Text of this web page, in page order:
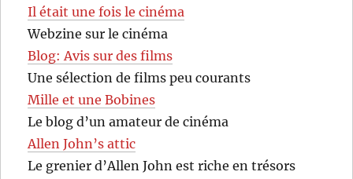
Il était une fois le cinéma
Webzine sur le cinéma
Blog: Avis sur des films
Une sélection de films peu courants
Mille et une Bobines
Le blog d’un amateur de cinéma
Allen John’s attic
Le grenier d’Allen John est riche en trésors